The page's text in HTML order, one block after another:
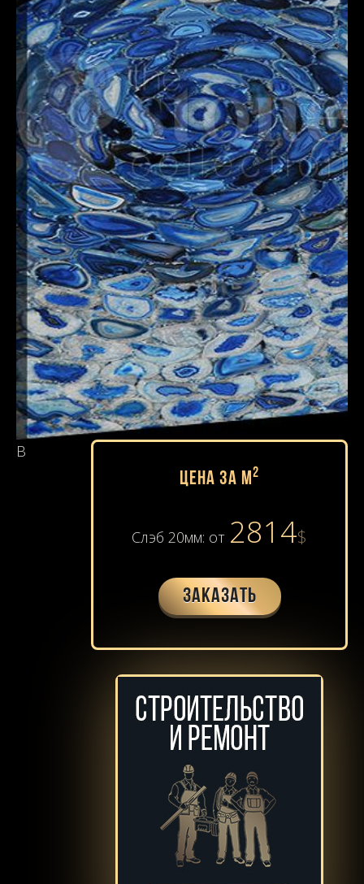
Цена за м 2
Слэб 20мм: от 2814$
Заказать
В